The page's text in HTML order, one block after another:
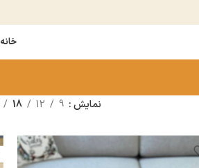
خانه
نمایش 9
12
18